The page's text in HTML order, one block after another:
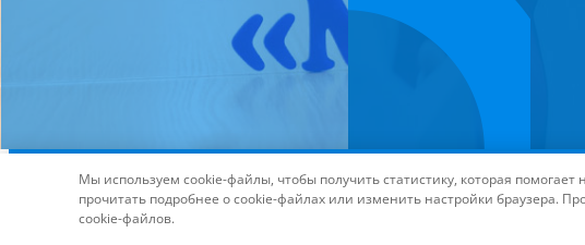
технологий и интернет-маркетинга
Page load link
Мы используем cookie-файлы, чтобы получить статистику, которая
прочитать подробнее о cookie-файлах или изменить настройки браузера.
cookie-файлов.